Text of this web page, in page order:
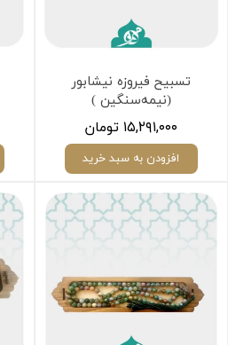
تسبیح فیروزه نیشابور
(نیمه‌سنگین )
۱۵,۲۹۱,۰۰۰ تومان
افزودن به سبد خرید